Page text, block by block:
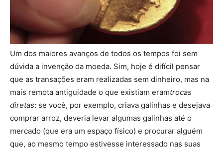
Um dos maiores avanços de todos os tempos foi sem
dúvida a invenção da moeda. Sim, hoje é difícil pensar
que as transações eram realizadas sem dinheiro, mas na
mais remota antiguidade o que existiam eramtrocas
diretas: se você, por exemplo, criava galinhas e desejava
comprar arroz, deveria levar algumas galinhas até o
mercado (que era um espaço físico) e procurar alguém
que, ao mesmo tempo estivesse interessado nas suas